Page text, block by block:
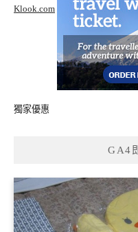
Klook.com
獨家優惠
GA4